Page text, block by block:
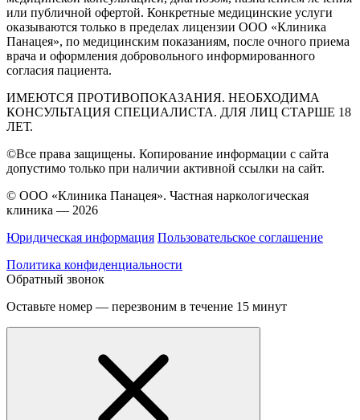
или публичной офертой. Конкретные медицинские услуги
оказываются только в пределах лицензии ООО «Клиника
Панацея», по медицинским показаниям, после очного приема
врача и оформления добровольного информированного
согласия пациента.
ИМЕЮТСЯ ПРОТИВОПОКАЗАНИЯ. НЕОБХОДИМА
КОНСУЛЬТАЦИЯ СПЕЦИАЛИСТА. ДЛЯ ЛИЦ СТАРШЕ 18
ЛЕТ.
©Все права защищены. Копирование информации с сайта
допустимо только при наличии активной ссылки на сайт.
© ООО «Клиника Панацея». Частная наркологическая
клиника — 2026
Юридическая информация Пользовательское соглашение
Политика конфиденциальности
Обратный звонок
Оставьте номер — перезвоним в течение 15 минут